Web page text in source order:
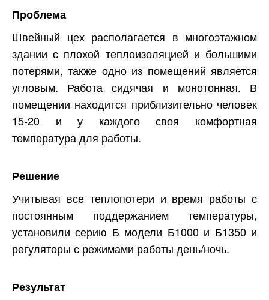
Проблема
Швейный цех располагается в многоэтажном
здании с плохой теплоизоляцией и большими
потерями, также одно из помещений является
угловым. Работа сидячая и монотонная. В
помещении находится приблизительно человек
15-20 и у каждого своя комфортная
температура для работы.
Решение
Учитывая все теплопотери и время работы с
постоянным поддержанием температуры,
установили серию Б модели Б1000 и Б1350 и
регуляторы с режимами работы день/ночь.
Результат